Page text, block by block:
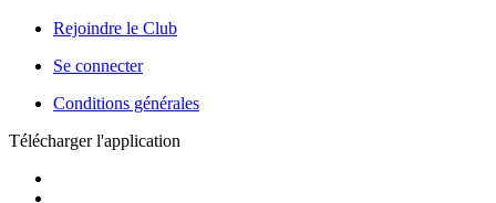
Rejoindre le Club
Se connecter
Conditions générales
Télécharger l'application